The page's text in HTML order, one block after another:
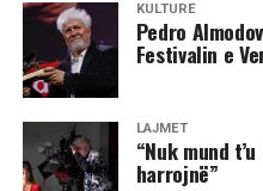
KULTURË
Pedro
Festivalin e
LAJMET
“Nuk mund
harrojnë”